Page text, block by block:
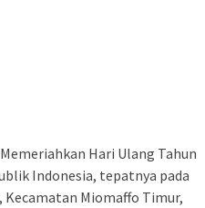
Hari Ulang Tahun
Indonesia, tepatnya pada
Miomaffo Timur,